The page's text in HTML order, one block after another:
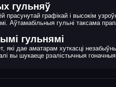
гульняў
прасунутай графікай і высокім
Аўтамабільныя гульні таксама
гульнямі
які дае аматарам хуткасці
вы шукаеце рэалістычныя